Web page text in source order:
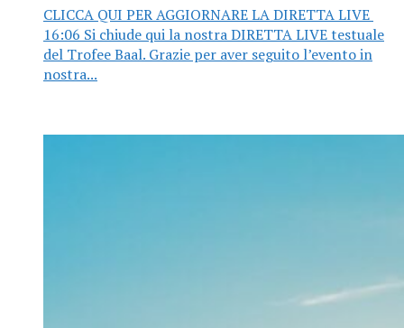
CLICCA QUI PER AGGIORNARE LA DIRETTA LIVE
16:06 Si chiude qui la nostra DIRETTA LIVE testuale
del Trofee Baal. Grazie per aver seguito l’evento in
nostra...